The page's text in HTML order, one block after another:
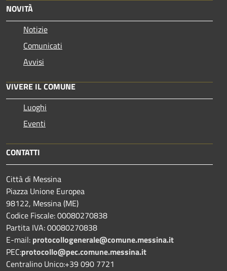
NOVITÀ
Notizie
Comunicati
Avvisi
VIVERE IL COMUNE
Luoghi
Eventi
CONTATTI
Città di Messina
Piazza Unione Europea
98122, Messina (ME)
Codice Fiscale: 00080270838
Partita IVA: 00080270838
E-mail: protocollogenerale@comune.messina.it
PEC:protocollo@pec.comune.messina.it
Centralino Unico:+39 090 7721